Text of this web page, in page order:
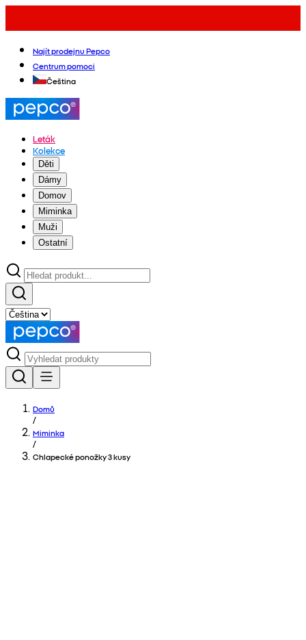
Najít prodejnu Pepco
Centrum pomoci
Čeština
Leták
Kolekce
Děti
Dámy
Domov
Miminka
Muži
Ostatní
Domů
/
Miminka
/
Chlapecké ponožky 3 kusy